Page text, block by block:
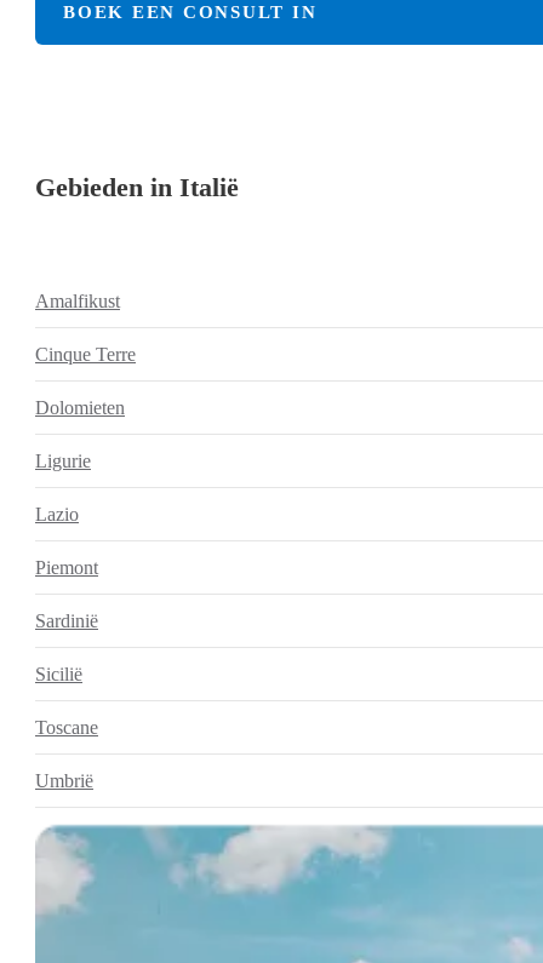
BOEK EEN CONSULT IN
Gebieden in Italië
Amalfikust
Cinque Terre
Dolomieten
Ligurie
Lazio
Piemont
Sardinië
Sicilië
Toscane
Umbrië